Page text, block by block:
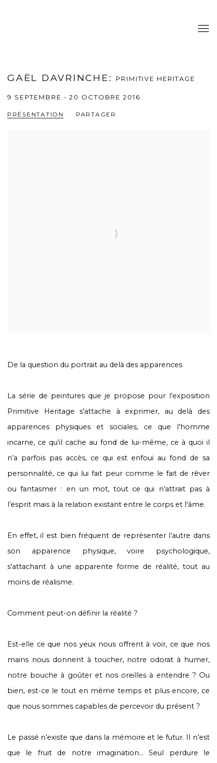
GAËL DAVRINCHE: PRIMITIVE HERITAGE
9 SEPTEMBRE - 20 OCTOBRE 2016
PRÉSENTATION PARTAGER
De la question du portrait au delà des apparences
La série de peintures que je propose pour l’exposition
Primitive Heritage s’attache à exprimer, au delà des
apparences physiques et sociales, ce que l’homme
incarne, ce qu’il cache au fond de lui-même, ce à quoi il
n’a parfois pas accès, ce qui est enfoui au fond de sa
personnalité, ce qui lui fait peur comme le fait de rêver
ou fantasmer : en un mot, tout ce qui n’attrait pas à
l’esprit mais à la relation existant entre le corps et l'âme.
En effet, il est bien fréquent de représenter l’autre dans
son apparence physique, voire psychologique,
s’attachant à une apparente forme de réalité, tout au
moins de réalisme.
Comment peut-on définir la réalité ?
Est-elle ce que nos yeux nous offrent à voir, ce que nos
mains nous donnent à toucher, notre odorat à humer,
notre bouche à goûter et nos oreilles à entendre ? Ou
bien, est-ce le tout en même temps et plus encore, ce
que nous sommes capables de percevoir du présent ?
Le passé n’existe que dans la mémoire et le futur. Il n’est
que le fruit de notre imagination… Seul perdure le